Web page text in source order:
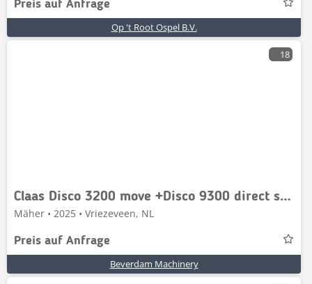
Preis auf Anfrage
Op 't Root Ospel B.V.
18
Claas Disco 3200 move +Disco 9300 direct swather
Mäher • 2025 • Vriezeveen, NL
Preis auf Anfrage
Beverdam Machinery